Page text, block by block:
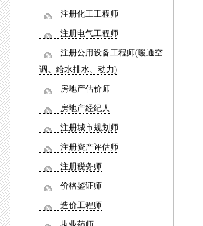
注册化工工程师
注册电气工程师
注册公用设备工程师(暖通空
调、给水排水、动力)
房地产估价师
房地产经纪人
注册城市规划师
注册资产评估师
注册税务师
价格鉴证师
造价工程师